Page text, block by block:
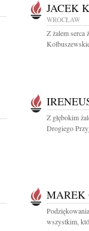
JACEK
WROCŁAW
Z żalem serca
Z głębokim
Drogiego
MAREK
wszystkim,